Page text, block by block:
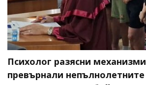
Психолог разясни
превърнали непълнолетните